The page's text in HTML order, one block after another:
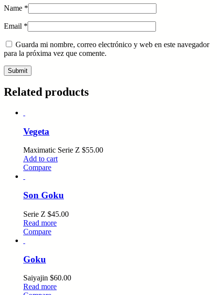
Name *
Email *
Guarda mi nombre, correo electrónico y web en este navegador
para la próxima vez que comente.
Related products
Vegeta
Maximatic Serie Z $55.00
Add to cart
Compare
Son Goku
Serie Z $45.00
Read more
Compare
Goku
Saiyajin $60.00
Read more